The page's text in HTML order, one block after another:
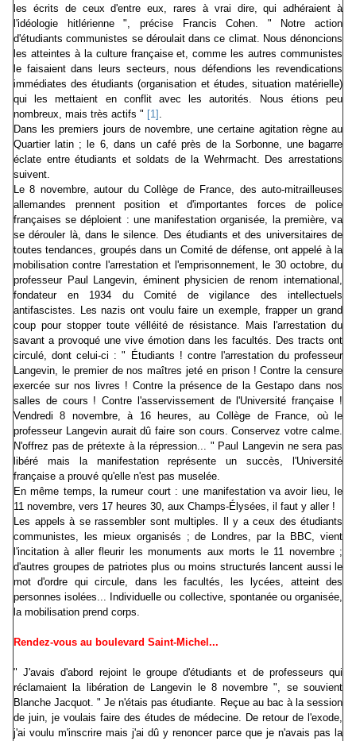
les écrits de ceux d'entre eux, rares à vrai dire, qui adhéraient à
l'idéologie hitlérienne ", précise Francis Cohen. " Notre action
d'étudiants communistes se déroulait dans ce climat. Nous dénoncions
les atteintes à la culture française et, comme les autres communistes
le faisaient dans leurs secteurs, nous défendions les revendications
immédiates des étudiants (organisation et études, situation matérielle)
qui les mettaient en conflit avec les autorités. Nous étions peu
nombreux, mais très actifs " [1] .
Dans les premiers jours de novembre, une certaine agitation règne au
Quartier latin ; le 6, dans un café près de la Sorbonne, une bagarre
éclate entre étudiants et soldats de la Wehrmacht. Des arrestations
suivent.
Le 8 novembre, autour du Collège de France, des auto-mitrailleuses
allemandes prennent position et d'importantes forces de police
françaises se déploient : une manifestation organisée, la première, va
se dérouler là, dans le silence. Des étudiants et des universitaires de
toutes tendances, groupés dans un Comité de défense, ont appelé à la
mobilisation contre l'arrestation et l'emprisonnement, le 30 octobre, du
professeur Paul Langevin, éminent physicien de renom international,
fondateur en 1934 du Comité de vigilance des intellectuels
antifascistes. Les nazis ont voulu faire un exemple, frapper un grand
coup pour stopper toute vélléité de résistance. Mais l'arrestation du
savant a provoqué une vive émotion dans les facultés. Des tracts ont
circulé, dont celui-ci : " Étudiants ! contre l'arrestation du professeur
Langevin, le premier de nos maîtres jeté en prison ! Contre la censure
exercée sur nos livres ! Contre la présence de la Gestapo dans nos
salles de cours ! Contre l'asservissement de l'Université française !
Vendredi 8 novembre, à 16 heures, au Collège de France, où le
professeur Langevin aurait dû faire son cours. Conservez votre calme.
N'offrez pas de prétexte à la répression... " Paul Langevin ne sera pas
libéré mais la manifestation représente un succès, l'Université
française a prouvé qu'elle n'est pas muselée.
En même temps, la rumeur court : une manifestation va avoir lieu, le
11 novembre, vers 17 heures 30, aux Champs-Élysées, il faut y aller !
Les appels à se rassembler sont multiples. Il y a ceux des étudiants
communistes, les mieux organisés ; de Londres, par la BBC, vient
l'incitation à aller fleurir les monuments aux morts le 11 novembre ;
d'autres groupes de patriotes plus ou moins structurés lancent aussi le
mot d'ordre qui circule, dans les facultés, les lycées, atteint des
personnes isolées... Individuelle ou collective, spontanée ou organisée,
la mobilisation prend corps.
Rendez-vous au boulevard Saint-Michel...
" J'avais d'abord rejoint le groupe d'étudiants et de professeurs qui
réclamaient la libération de Langevin le 8 novembre ", se souvient
Blanche Jacquot. " Je n'étais pas étudiante. Reçue au bac à la session
de juin, je voulais faire des études de médecine. De retour de l'exode,
j'ai voulu m'inscrire mais j'ai dû y renoncer parce que je n'avais pas la